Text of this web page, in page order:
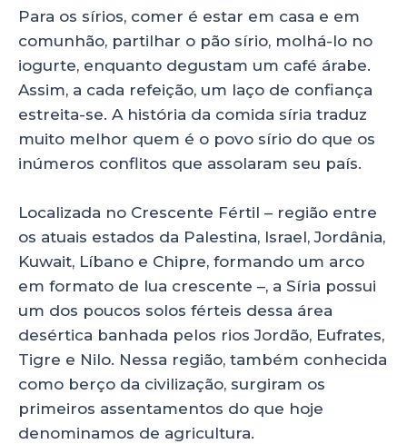
Para os sírios, comer é estar em casa e em
comunhão, partilhar o pão sírio, molhá-lo no
iogurte, enquanto degustam um café árabe.
Assim, a cada refeição, um laço de confiança
estreita-se. A história da comida síria traduz
muito melhor quem é o povo sírio do que os
inúmeros conflitos que assolaram seu país.
Localizada no Crescente Fértil – região entre
os atuais estados da Palestina, Israel, Jordânia,
Kuwait, Líbano e Chipre, formando um arco
em formato de lua crescente –, a Síria possui
um dos poucos solos férteis dessa área
desértica banhada pelos rios Jordão, Eufrates,
Tigre e Nilo. Nessa região, também conhecida
como berço da civilização, surgiram os
primeiros assentamentos do que hoje
denominamos de agricultura.